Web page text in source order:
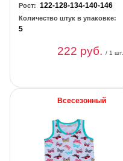
Рост: 122-128-134-140-146
Количество штук в упаковке:
5
222 руб./ 1 шт.
Всесезонный